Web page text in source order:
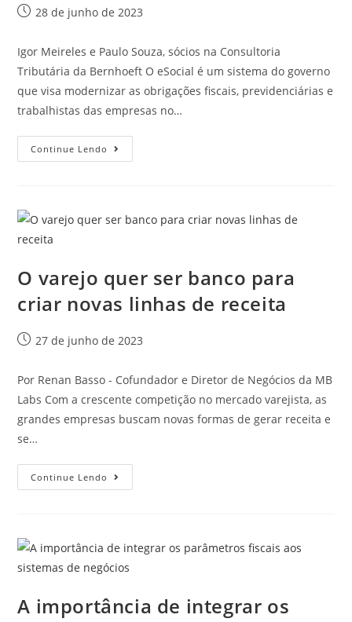
28 de junho de 2023
Igor Meireles e Paulo Souza, sócios na Consultoria
Tributária da Bernhoeft O eSocial é um sistema do governo
que visa modernizar as obrigações fiscais, previdenciárias e
trabalhistas das empresas no…
Continue Lendo
O varejo quer ser banco para
criar novas linhas de receita
27 de junho de 2023
Por Renan Basso - Cofundador e Diretor de Negócios da MB
Labs Com a crescente competição no mercado varejista, as
grandes empresas buscam novas formas de gerar receita e
se…
Continue Lendo
A importância de integrar os